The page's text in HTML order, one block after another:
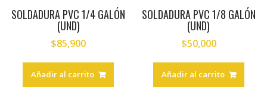
SOLDADURA PVC 1/4 GALÓN
(UND)
$85,900
Añadir al carrito
SOLDADURA PVC 1/8 GALÓN
(UND)
$50,000
Añadir al carrito